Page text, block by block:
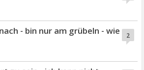
2
- bin nur am grübeln - wie